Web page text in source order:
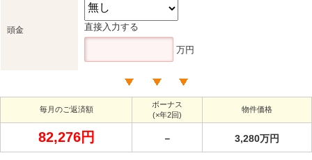
頭金 直接入力する
万円
毎月のご返済額
ボーナス
(×年2回)
物件価格
82,276円 － 3,280万円